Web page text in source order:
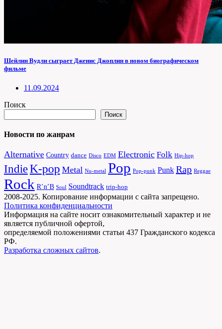
Шейлин Вудли сыграет Дженис Джоплин в новом биографическом
фильме
11.09.2024
Поиск
Поиск
Новости по жанрам
Alternative Country dance Disco EDM Electronic Folk Hip-hop
IndieK-pop Metal Nu-metal Pop Pop-punk Punk Rap Reggae
Rock R’n’B Soul Soundtrack trip-hop
2008-2025. Копирование информации с сайта запрещено.
Политика конфиденциальности
Информация на сайте носит ознакомительный характер и не
является публичной офертой,
определяемой положениями статьи 437 Гражданского кодекса
РФ.
Разработка сложных сайтов.